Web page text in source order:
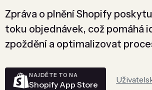
Zpráva o plnění Shopify
toku objednávek, což pomáhá
zpoždění a optimalizovat
NAJDĚTE TO NA
Shopify App Store